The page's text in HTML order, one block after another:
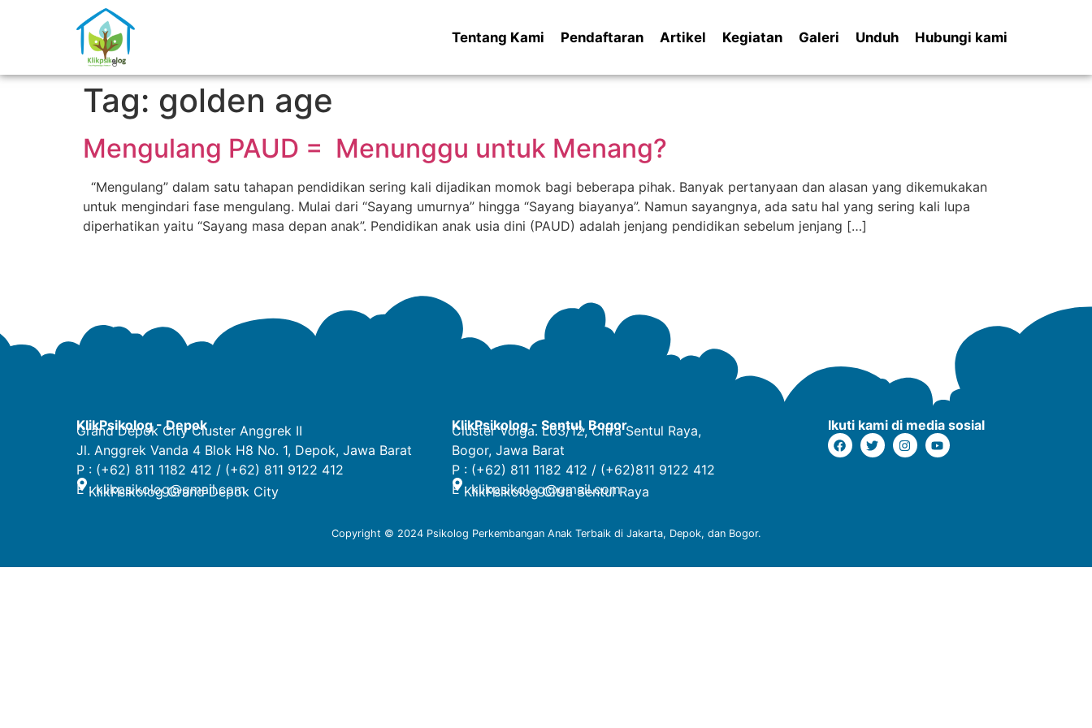
Tentang Kami Pendaftaran Artikel Kegiatan Galeri Unduh Hubungi kami
Tag: golden age
Mengulang PAUD = Menunggu untuk Menang?
“Mengulang” dalam satu tahapan pendidikan sering kali dijadikan momok bagi beberapa pihak. Banyak pertanyaan dan alasan yang dikemukakan
untuk mengindari fase mengulang. Mulai dari “Sayang umurnya” hingga “Sayang biayanya”. Namun sayangnya, ada satu hal yang sering kali lupa
diperhatikan yaitu “Sayang masa depan anak”. Pendidikan anak usia dini (PAUD) adalah jenjang pendidikan sebelum jenjang […]
KlikPsikolog - Depok
Grand Depok City Cluster Anggrek II
Jl. Anggrek Vanda 4 Blok H8 No. 1, Depok, Jawa Barat
P : (+62) 811 1182 412 / (+62) 811 9122 412
E :klikpsikolog@gmail.com
KlikPsikolog Grand Depok City
KlikPsikolog - Sentul, Bogor
Cluster Volga. L03/12, Citra Sentul Raya,
Bogor, Jawa Barat
P : (+62) 811 1182 412 / (+62)811 9122 412
E :klikpsikolog@gmail.com
KlikPsikolog Citra Sentul Raya
Ikuti kami di media sosial
Copyright © 2024 Psikolog Perkembangan Anak Terbaik di Jakarta, Depok, dan Bogor.